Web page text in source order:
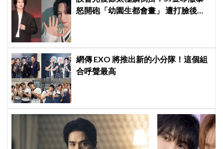
怒開砲「幼園生都會畫」 遭打臉後火
網傳 EXO 將推出新的小分隊！這個組
合呼聲最高